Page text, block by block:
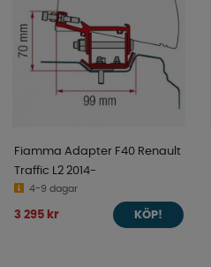
Fiamma Adapter F40 Renault
Traffic L2 2014-
4-9 dagar
3 295 kr KÖP!